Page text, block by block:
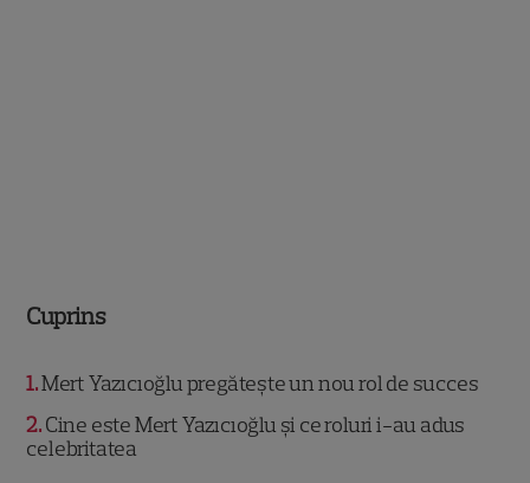
Cuprins
1 Mert Yazıcıoğlu pregătește un nou rol de succes
2 Cine este Mert Yazıcıoğlu și ce roluri i-au adus
celebritatea